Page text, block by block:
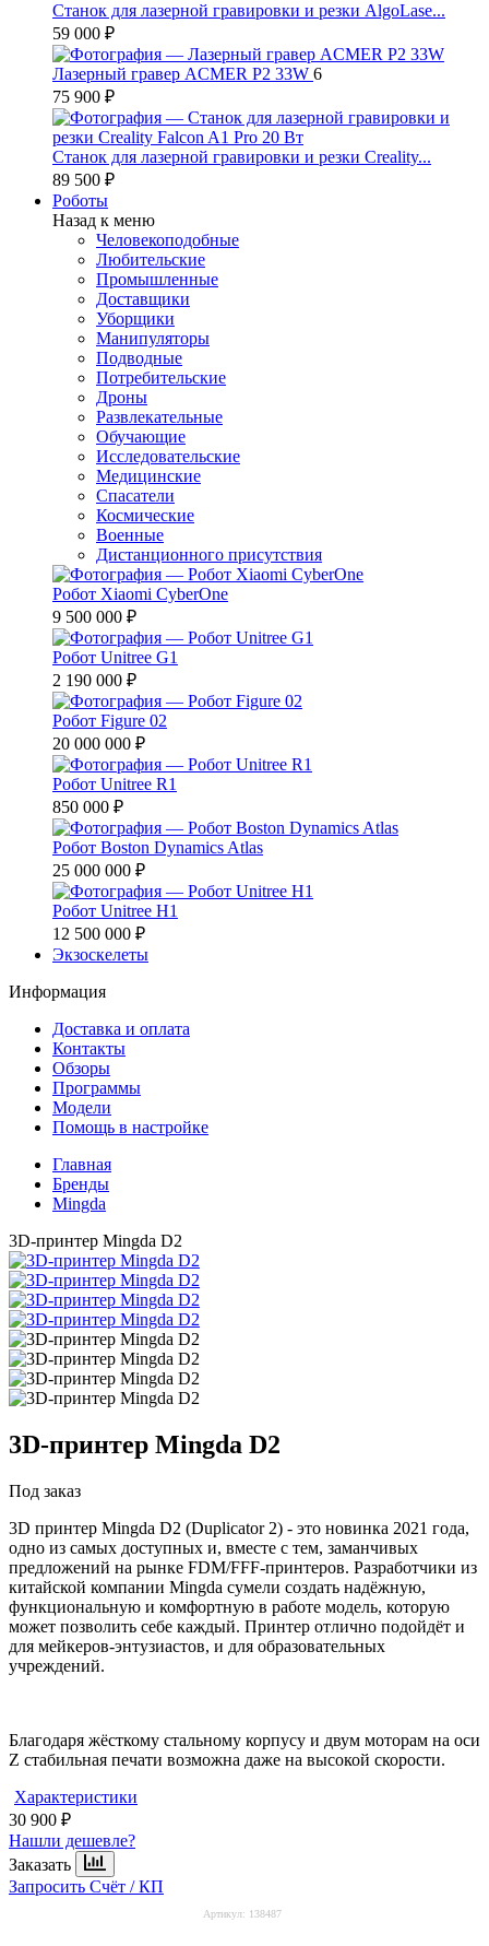
Станок для лазерной гравировки и резки AlgoLase...
59 000 ₽
Лазерный гравер ACMER P2 33W 6
75 900 ₽
Станок для лазерной гравировки и резки Creality...
89 500 ₽
Роботы
Назад к меню
Человекоподобные
Любительские
Промышленные
Доставщики
Уборщики
Манипуляторы
Подводные
Потребительские
Дроны
Развлекательные
Обучающие
Исследовательские
Медицинские
Спасатели
Космические
Военные
Дистанционного присутствия
Робот Xiaomi CyberOne
9 500 000 ₽
Робот Unitree G1
2 190 000 ₽
Робот Figure 02
20 000 000 ₽
Робот Unitree R1
850 000 ₽
Робот Boston Dynamics Atlas
25 000 000 ₽
Робот Unitree H1
12 500 000 ₽
Экзоскелеты
Информация
Доставка и оплата
Контакты
Обзоры
Программы
Модели
Помощь в настройке
Главная
Бренды
Mingda
3D-принтер Mingda D2
3D-принтер Mingda D2
Под заказ
3D принтер Mingda D2 (Duplicator 2) - это новинка 2021 года,
одно из самых доступных и, вместе с тем, заманчивых
предложений на рынке FDM/FFF-принтеров. Разработчики из
китайской компании Mingda сумели создать надёжную,
функциональную и комфортную в работе модель, которую
может позволить себе каждый. Принтер отлично подойдёт и
для мейкеров-энтузиастов, и для образовательных
учреждений.
Благодаря жёсткому стальному корпусу и двум моторам на оси
Z стабильная печати возможна даже на высокой скорости.
Характеристики
30 900 ₽
Нашли дешевле?
Заказать
Запросить Счёт / КП
Артикул: 138487